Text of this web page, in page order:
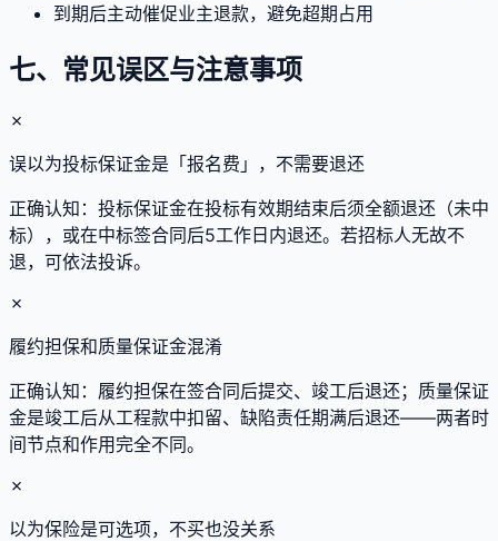
到期后主动催促业主退款，避免超期占用
七、常见误区与注意事项
✗
误以为投标保证金是「报名费」，不需要退还
正确认知： 投标保证金在投标有效期结束后须全额退还（未中
标），或在中标签合同后5工作日内退还。若招标人无故不
退，可依法投诉。
✗
履约担保和质量保证金混淆
正确认知： 履约担保在签合同后提交、竣工后退还；质量保证
金是竣工后从工程款中扣留、缺陷责任期满后退还——两者时
间节点和作用完全不同。
✗
以为保险是可选项，不买也没关系